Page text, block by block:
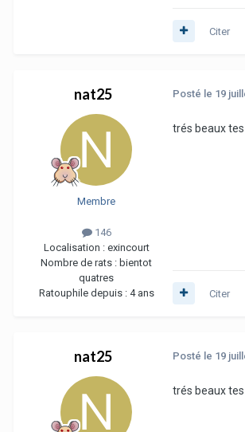
Citer
nat25
Membre
146
Localisation : exincourt
Nombre de rats : bientot
quatres
Ratouphile depuis : 4 ans
Posté le 19
trés beaux
Citer
nat25 Posté le 19
trés beaux